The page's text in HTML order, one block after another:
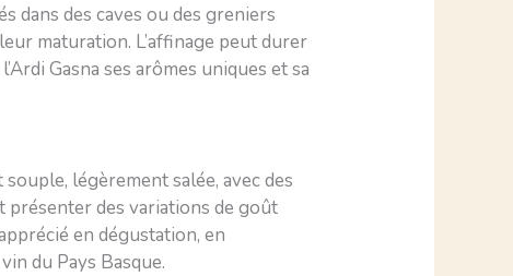
dans des caves ou des greniers
maturation. L’affinage peut durer
Gasna ses arômes uniques et sa
légèrement salée, avec des
présenter des variations de goût
en dégustation, en
du Pays Basque.